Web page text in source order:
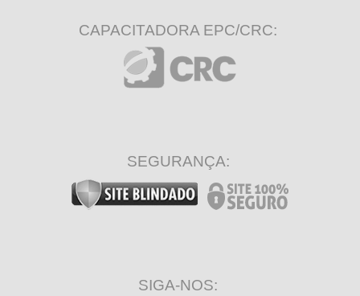
CAPACITADORA EPC/CRC:
SEGURANÇA:
SIGA-NOS: